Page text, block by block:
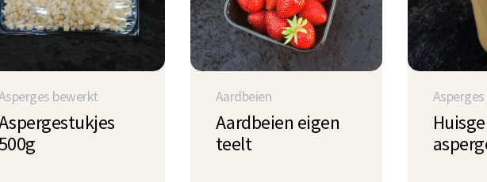
bewerkt Aardbeien
Aardbeien eigen
teelt